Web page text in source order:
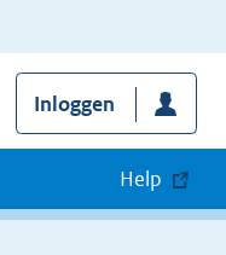
Inloggen
Help